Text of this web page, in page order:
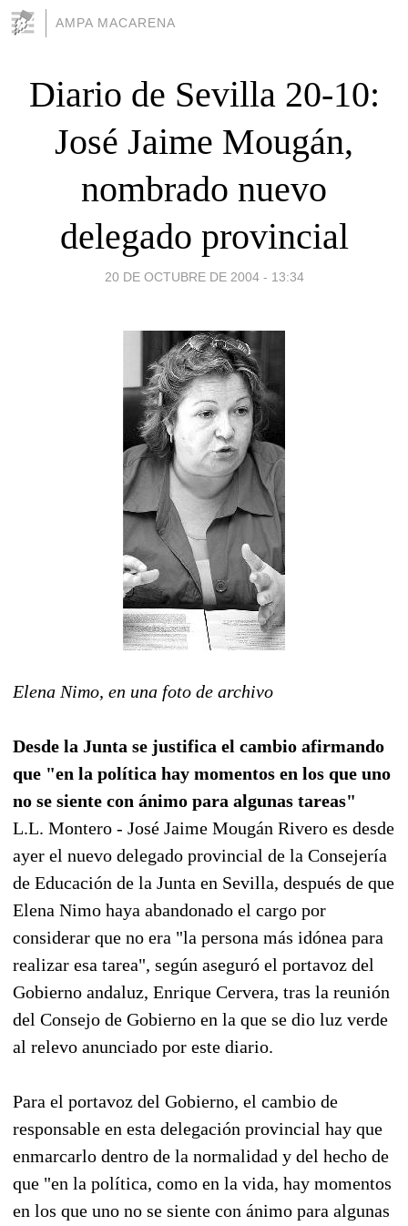
AMPA MACARENA
Diario de Sevilla 20-10:
José Jaime Mougán,
nombrado nuevo
delegado provincial
20 DE OCTUBRE DE 2004 - 13:34
Elena Nimo, en una foto de archivo
Desde la Junta se justifica el cambio afirmando
que "en la política hay momentos en los que uno
no se siente con ánimo para algunas tareas"
L.L. Montero - José Jaime Mougán Rivero es desde
ayer el nuevo delegado provincial de la Consejería
de Educación de la Junta en Sevilla, después de que
Elena Nimo haya abandonado el cargo por
considerar que no era "la persona más idónea para
realizar esa tarea", según aseguró el portavoz del
Gobierno andaluz, Enrique Cervera, tras la reunión
del Consejo de Gobierno en la que se dio luz verde
al relevo anunciado por este diario.
Para el portavoz del Gobierno, el cambio de
responsable en esta delegación provincial hay que
enmarcarlo dentro de la normalidad y del hecho de
que "en la política, como en la vida, hay momentos
en los que uno no se siente con ánimo para algunas